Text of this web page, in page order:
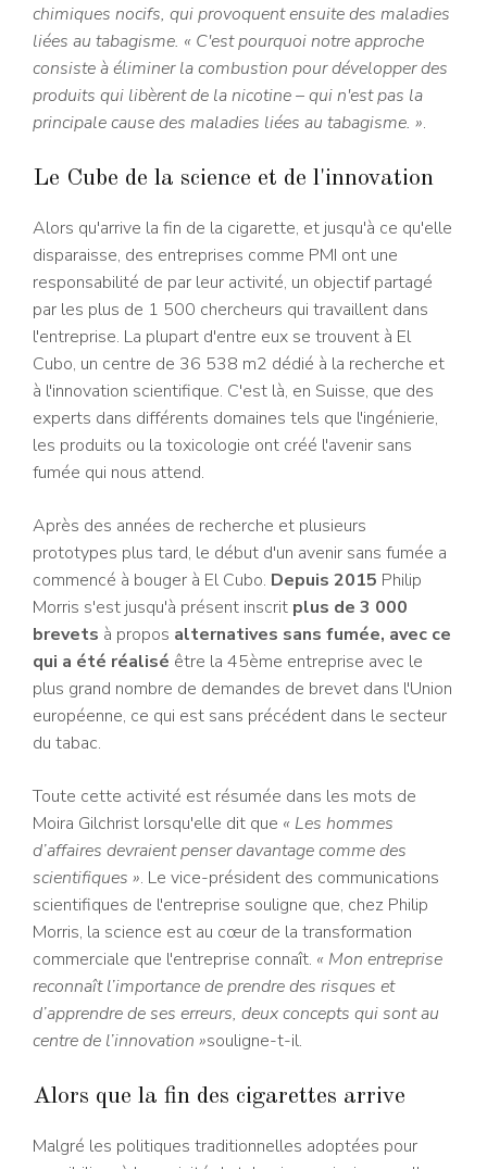
chimiques nocifs, qui provoquent ensuite des maladies
liées au tabagisme. « C'est pourquoi notre approche
consiste à éliminer la combustion pour développer des
produits qui libèrent de la nicotine – qui n'est pas la
principale cause des maladies liées au tabagisme. ».
Le Cube de la science et de l'innovation
Alors qu'arrive la fin de la cigarette, et jusqu'à ce qu'elle
disparaisse, des entreprises comme PMI ont une
responsabilité de par leur activité, un objectif partagé
par les plus de 1 500 chercheurs qui travaillent dans
l'entreprise. La plupart d'entre eux se trouvent à El
Cubo, un centre de 36 538 m2 dédié à la recherche et
à l'innovation scientifique. C'est là, en Suisse, que des
experts dans différents domaines tels que l'ingénierie,
les produits ou la toxicologie ont créé l'avenir sans
fumée qui nous attend.
Après des années de recherche et plusieurs
prototypes plus tard, le début d'un avenir sans fumée a
commencé à bouger à El Cubo. Depuis 2015 Philip
Morris s'est jusqu'à présent inscrit plus de 3 000
brevets à propos alternatives sans fumée, avec ce
qui a été réalisé être la 45ème entreprise avec le
plus grand nombre de demandes de brevet dans l'Union
européenne, ce qui est sans précédent dans le secteur
du tabac.
Toute cette activité est résumée dans les mots de
Moira Gilchrist lorsqu'elle dit que « Les hommes
d’affaires devraient penser davantage comme des
scientifiques ». Le vice-président des communications
scientifiques de l'entreprise souligne que, chez Philip
Morris, la science est au cœur de la transformation
commerciale que l'entreprise connaît. « Mon entreprise
reconnaît l’importance de prendre des risques et
d’apprendre de ses erreurs, deux concepts qui sont au
centre de l’innovation »souligne-t-il.
Alors que la fin des cigarettes arrive
Malgré les politiques traditionnelles adoptées pour